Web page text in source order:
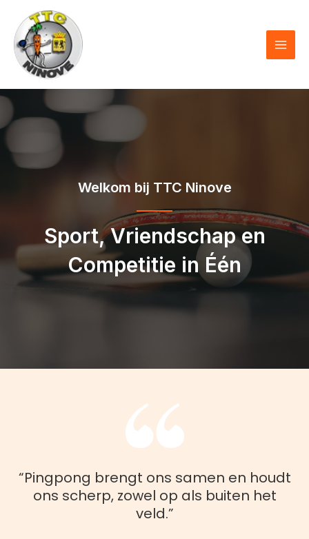
content
Welkom bij TTC Ninove
Sport, Vriendschap en
Competitie in Één
“Pingpong brengt ons samen en houdt
ons scherp, zowel op als buiten het
veld.”